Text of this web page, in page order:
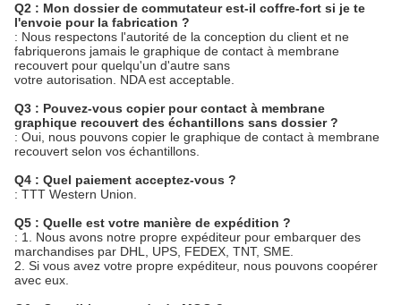
Q2 : Mon dossier de commutateur est-il coffre-fort si je te
l'envoie pour la fabrication ?
: Nous respectons l'autorité de la conception du client et ne
fabriquerons jamais le graphique de contact à membrane
recouvert pour quelqu'un d'autre sans
votre autorisation. NDA est acceptable.
Q3 : Pouvez-vous copier pour contact à membrane
graphique recouvert des échantillons sans dossier ?
: Oui, nous pouvons copier le graphique de contact à membrane
recouvert selon vos échantillons.
Q4 : Quel paiement acceptez-vous ?
: TTT Western Union.
Q5 : Quelle est votre manière de expédition ?
: 1. Nous avons notre propre expéditeur pour embarquer des
marchandises par DHL, UPS, FEDEX, TNT, SME.
2. Si vous avez votre propre expéditeur, nous pouvons coopérer
avec eux.